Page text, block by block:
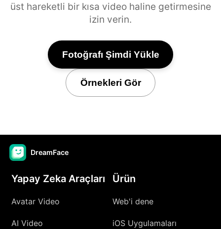
üst hareketli bir kısa video haline getirmesine
izin verin.
Fotoğrafı Şimdi Yükle
Örnekleri Gör
DreamFace
Yapay Zeka Araçları
Avatar Video
AI Video
Ürün
Web'i dene
iOS Uygulamaları